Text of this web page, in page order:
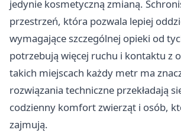
jedynie kosmetyczną zmianą.
przestrzeń, która pozwala lepiej
wymagające szczególnej opieki od
potrzebują więcej ruchu i kontaktu z
takich miejscach każdy metr ma
rozwiązania techniczne przekładają
codzienny komfort zwierząt i osób,
zajmują.